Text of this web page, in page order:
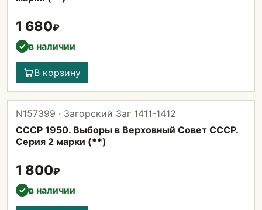
1 680₽
✓ в наличии
В корзину
N157399 · Загорский Заг 1411-1412
СССР 1950. Выборы в Верховный Совет СССР.
Серия 2 марки (**)
1 800₽
✓ в наличии